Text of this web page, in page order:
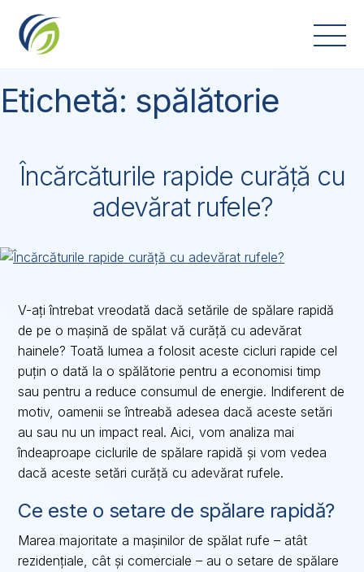
content
Etichetă: spălătorie
Încărcăturile rapide curăță cu
adevărat rufele?
V-ați întrebat vreodată dacă setările de spălare rapidă
de pe o mașină de spălat vă curăță cu adevărat
hainele? Toată lumea a folosit aceste cicluri rapide cel
puțin o dată la o spălătorie pentru a economisi timp
sau pentru a reduce consumul de energie. Indiferent de
motiv, oamenii se întreabă adesea dacă aceste setări
au sau nu un impact real. Aici, vom analiza mai
îndeaproape ciclurile de spălare rapidă și vom vedea
dacă aceste setări curăță cu adevărat rufele.
Ce este o setare de spălare rapidă?
Marea majoritate a mașinilor de spălat rufe – atât
rezidențiale, cât și comerciale – au o setare de spălare